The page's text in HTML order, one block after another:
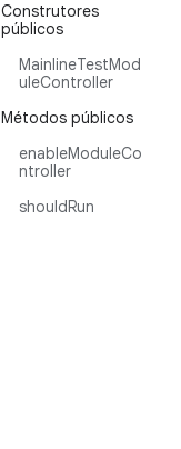
Construtores
públicos
MainlineTestMod
uleController
Métodos públicos
enableModuleCo
ntroller
shouldRun